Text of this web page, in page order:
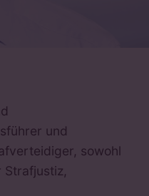
und
sowohl